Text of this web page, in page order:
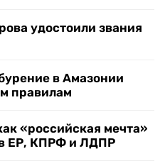
удостоили звания
в Амазонии
правилам
«российская мечта»
ЕР, КПРФ и ЛДПР